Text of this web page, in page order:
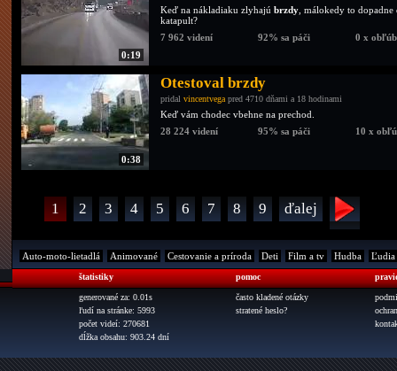
0:19
Keď na nákladiaku zlyhajú brzdy , málokedy to
katapult?
7 962 videní
92% sa páči 0 x
0:38
Otestoval brzdy
pridal vincentvega pred 4710 dňami a 18 hodinami
Keď vám chodec vbehne na prechod.
28 224 videní
95% sa páči 10 x
1 2 3 4 5 6 7 8 9 ďalej
Auto-moto-lietadlá Animované Cestovanie a príroda Deti Film a tv Hudba Ľudia
štatistiky
generované za: 0.01s
ľudí na stránke: 5993
počet videí: 270681
dĺžka obsahu: 903.24 dní
pomoc
často kladené otázky
stratené heslo?